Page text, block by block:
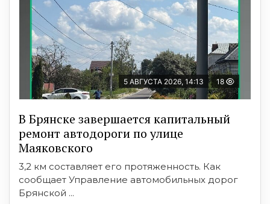
5 АВГУСТА 2026, 14:13 18
В Брянске завершается капитальный
ремонт автодороги по улице
Маяковского
3,2 км составляет его протяженность. Как
сообщает Управление автомобильных дорог
Брянской ...